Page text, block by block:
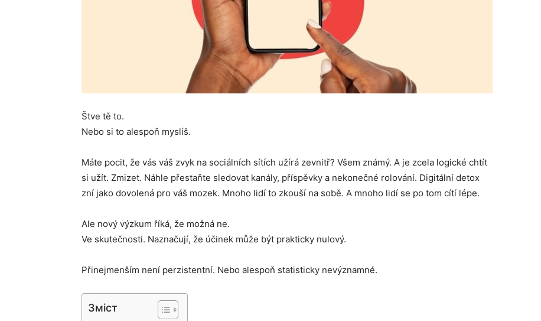
Štve tě to.
Nebo si to alespoň myslíš.
Máte pocit, že vás váš zvyk na sociálních sítích užírá zevnitř? Všem známý. A je zcela logické chtít
si užít. Zmizet. Náhle přestaňte sledovat kanály, příspěvky a nekonečné rolování. Digitální detox
zní jako dovolená pro váš mozek. Mnoho lidí to zkouší na sobě. A mnoho lidí se po tom cítí lépe.
Ale nový výzkum říká, že možná ne.
Ve skutečnosti. Naznačují, že účinek může být prakticky nulový.
Přinejmenším není perzistentní. Nebo alespoň statisticky nevýznamné.
Зміст